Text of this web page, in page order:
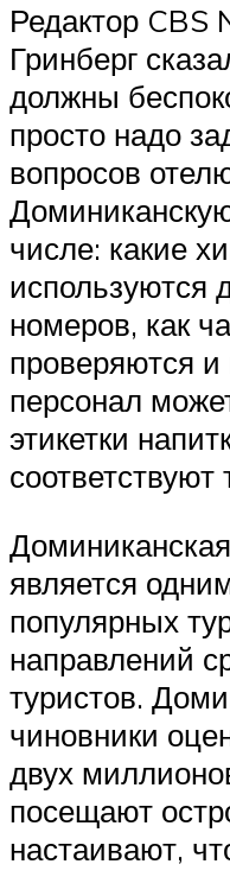
Редактор CBS
Гринберг
должны
просто надо
вопросов
числе: какие
используются
номеров, как
проверяются и
персонал
этикетки
соответствуют
является
популярных
направлений
туристов.
чиновники
двух
посещают
настаивают,